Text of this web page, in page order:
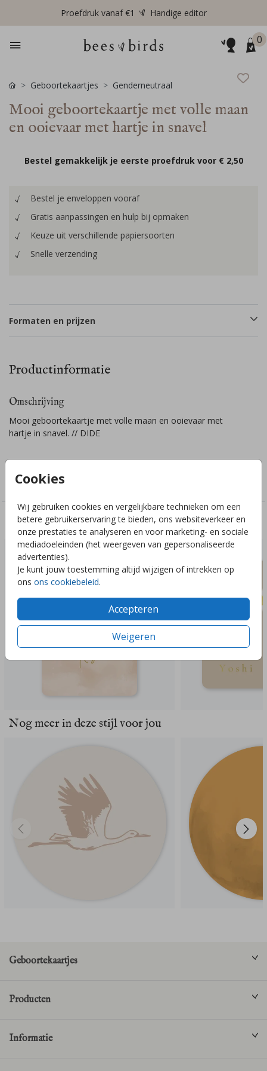
Proefdruk vanaf €1 Handige editor
0
Cookies
Wij gebruiken cookies en vergelijkbare technieken om een
betere gebruikerservaring te bieden, ons websiteverkeer en
onze prestaties te analyseren en voor marketing- en sociale
mediadoeleinden (het weergeven van gepersonaliseerde
advertenties).
Je kunt jouw toestemming altijd wijzigen of intrekken op
ons ons cookiebeleid.
Accepteren
Weigeren
Geboortekaartjes Genderneutraal
Mooi geboortekaartje met volle maan
en ooievaar met hartje in snavel
Bestel gemakkelijk je eerste proefdruk voor € 2,50
Bestel je enveloppen vooraf
Gratis aanpassingen en hulp bij opmaken
Keuze uit verschillende papiersoorten
Snelle verzending
Formaten en prijzen
Productinformatie
Omschrijving
Mooi geboortekaartje met volle maan en ooievaar met
hartje in snavel. // DIDE
Genderneutraal
Deze ontwerpen vind je misschien ook leuk
Nog meer in deze stijl voor jou
Geboortekaartjes
Producten
Informatie